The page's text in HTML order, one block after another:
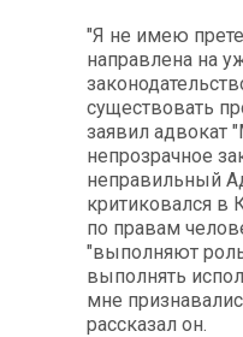
"Я не имею
направлена на
существовать
заявил
непрозрачное
неправильный
критиковался в
по правам
"выполняют
выполнять
мне
рассказал он.